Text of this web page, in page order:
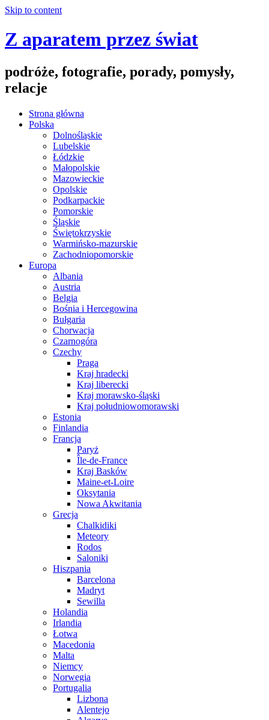
Skip to content
Z aparatem przez świat
podróże, fotografie, porady, pomysły,
relacje
Strona główna
Polska
Dolnośląskie
Lubelskie
Łódzkie
Małopolskie
Mazowieckie
Opolskie
Podkarpackie
Pomorskie
Śląskie
Świętokrzyskie
Warmińsko-mazurskie
Zachodniopomorskie
Europa
Albania
Austria
Belgia
Bośnia i Hercegowina
Bułgaria
Chorwacja
Czarnogóra
Czechy
Praga
Kraj hradecki
Kraj liberecki
Kraj morawsko-śląski
Kraj południowomorawski
Estonia
Finlandia
Francja
Paryż
Île-de-France
Kraj Basków
Maine-et-Loire
Oksytania
Nowa Akwitania
Grecja
Chalkidiki
Meteory
Rodos
Saloniki
Hiszpania
Barcelona
Madryt
Sewilla
Holandia
Irlandia
Łotwa
Macedonia
Malta
Niemcy
Norwegia
Portugalia
Lizbona
Alentejo